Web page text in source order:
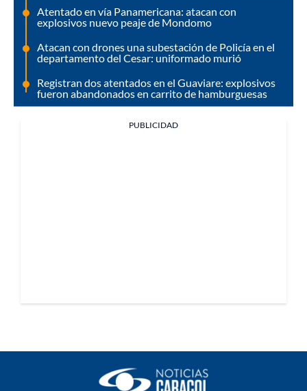
Atentado en vía Panamericana: atacan con
explosivos nuevo peaje de Mondomo
Atacan con drones una subestación de Policía en el
departamento del Cesar: uniformado murió
Registran dos atentados en el Guaviare: explosivos
fueron abandonados en carrito de hamburguesas
PUBLICIDAD